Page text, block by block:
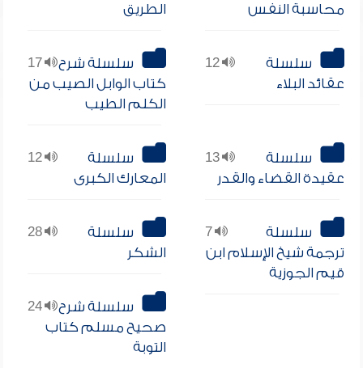
محاسبة النفس
الطريق
12
سلسلة
عقائد البلاء
17
سلسلة شرح
كتاب الوابل الصيب من
الكلم الطيب
13
سلسلة
عقيدة القضاء والقدر
12
سلسلة
المعارك الكبرى
7
سلسلة
ترجمة شيخ الإسلام ابن
قيم الجوزية
28
سلسلة
الشكر
24
سلسلة شرح
صحيح مسلم كتاب
التوبة